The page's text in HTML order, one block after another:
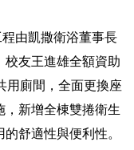
由凱撒衛浴董事長
校友王進雄全額資助
用廁間，全面更換座
，新增全棟雙捲衛生
舒適性與便利性。